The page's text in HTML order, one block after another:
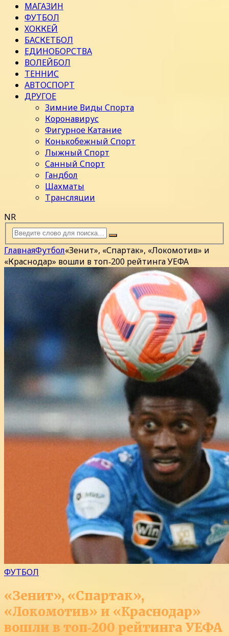
МАГАЗИН
ФУТБОЛ
ХОККЕЙ
БАСКЕТБОЛ
ЕДИНОБОРСТВА
ВОЛЕЙБОЛ
ТЕННИС
АВТОСПОРТ
ДРУГОЕ
Зимние Виды Спорта
Коронавирус
Фигурное Катание
Конькобежный Спорт
Лыжный Спорт
Санный Спорт
Гандбол
Шахматы
Трансляции
NR
ГлавнаяФутбол«Зенит», «Спартак», «Локомотив» и
«Краснодар» вошли в топ‑200 рейтинга УЕФА
ФУТБОЛ
«Зенит», «Спартак»,
«Локомотив» и «Краснодар»
вошли в топ‑200 рейтинга УЕФА